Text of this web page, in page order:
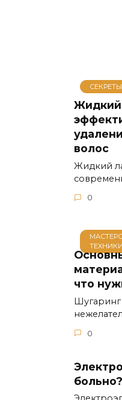
Жидкий
волос
Жидкий
0
ТЕХНИКИ
что
Шугаринг
0
больно?